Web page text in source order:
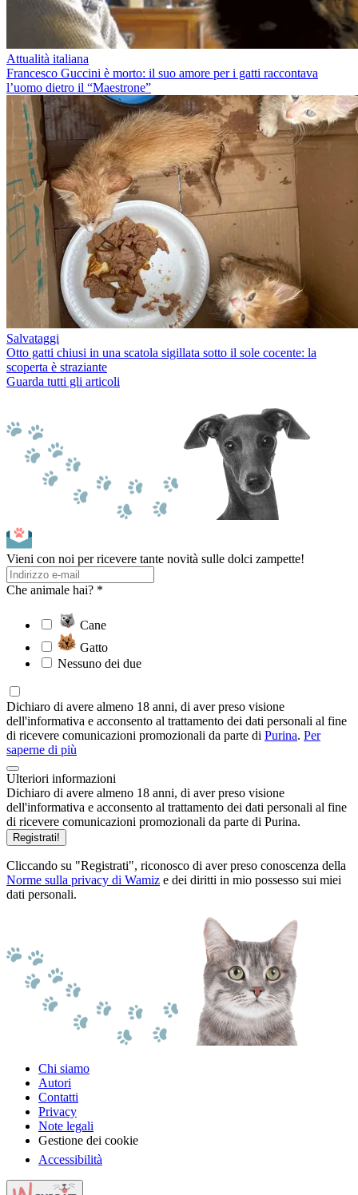
Attualità italiana
Francesco Guccini è morto: il suo amore per i gatti raccontava
l’uomo dietro il “Maestrone”
Salvataggi
Otto gatti chiusi in una scatola sigillata sotto il sole cocente: la
scoperta è straziante
Guarda tutti gli articoli
Vieni con noi per ricevere tante novità sulle dolci zampette!
Che animale hai? *
Cane
Gatto
Nessuno dei due
Dichiaro di avere almeno 18 anni, di aver preso visione
dell'informativa e acconsento al trattamento dei dati personali al fine
di ricevere comunicazioni promozionali da parte di Purina. Per
saperne di più
Ulteriori informazioni
Dichiaro di avere almeno 18 anni, di aver preso visione
dell'informativa e acconsento al trattamento dei dati personali al fine
di ricevere comunicazioni promozionali da parte di Purina.
Registrati!
Cliccando su "Registrati", riconosco di aver preso conoscenza della
Norme sulla privacy di Wamiz e dei diritti in mio possesso sui miei
dati personali.
Chi siamo
Autori
Contatti
Privacy
Note legali
Gestione dei cookie
Accessibilità